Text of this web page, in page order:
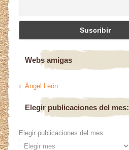
Webs amigas
Ángel León
Elegir publicaciones del mes:
Elegir publicaciones del mes: